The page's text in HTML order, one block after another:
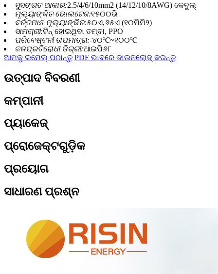
ସୁସଙ୍ଗତ ଆକାର:2.5/4/6/10mm2 (14/12/10/8AWG) କେବୁଲ୍
ମୂଲ୍ୟାଙ୍କିତ ଭୋଲଟେଜ:୧୫୦୦ଭି
ବର୍ତ୍ତମାନ ମୂଲ୍ୟାଙ୍କିତ:୫୦ଏ,୬୫ଏ (୧୦ମିମି୨)
ସାମଗ୍ରୀ:ଟିନ୍ ହୋଇଥିବା ତମ୍ବା, PPO
ପରିବେଷ୍ଟନୀ ତାପମାତ୍ରା:-୪୦℃~୧୦୦℃
ଜଳପ୍ରତିରୋଧୀ ଡିଗ୍ରୀ:ଆଇପି୬୮
ଆମକୁ ଇମେଲ୍ ପଠାନ୍ତୁ PDF ଭାବରେ ଡାଉନଲୋଡ୍ କରନ୍ତୁ
ଉତ୍ପାଦ ବିବରଣୀ
କମ୍ପାନୀ
ପ୍ୟାକେଜ୍
ପ୍ରୋଜେକ୍ଟଗୁଡ଼ିକ
ପ୍ରୟୋଗ
ସାଧାରଣ ପ୍ରଶ୍ନ